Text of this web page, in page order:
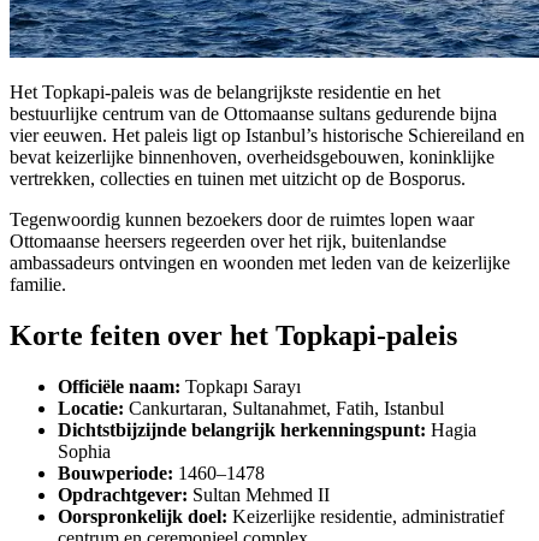
Het Topkapi-paleis was de belangrijkste residentie en het
bestuurlijke centrum van de Ottomaanse sultans gedurende bijna
vier eeuwen. Het paleis ligt op Istanbul’s historische Schiereiland en
bevat keizerlijke binnenhoven, overheidsgebouwen, koninklijke
vertrekken, collecties en tuinen met uitzicht op de Bosporus.
Tegenwoordig kunnen bezoekers door de ruimtes lopen waar
Ottomaanse heersers regeerden over het rijk, buitenlandse
ambassadeurs ontvingen en woonden met leden van de keizerlijke
familie.
Korte feiten over het Topkapi-paleis
Officiële naam: Topkapı Sarayı
Locatie: Cankurtaran, Sultanahmet, Fatih, Istanbul
Dichtstbijzijnde belangrijk herkenningspunt: Hagia
Sophia
Bouwperiode: 1460–1478
Opdrachtgever: Sultan Mehmed II
Oorspronkelijk doel: Keizerlijke residentie, administratief